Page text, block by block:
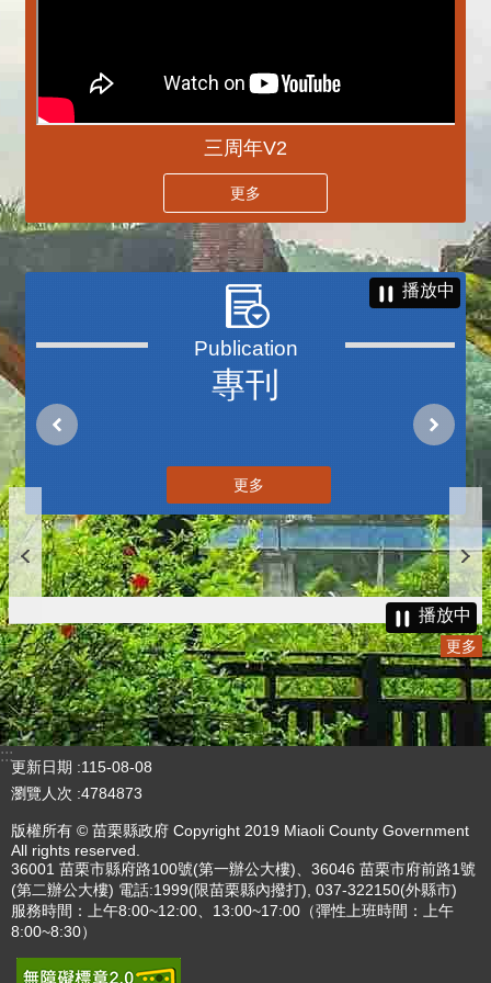
三周年V2
更多
專刊
播放中
更多
播放中
更多
:::
更新日期
115-08-08
瀏覽人次 4784873
版權所有 © 苗栗縣政府 Copyright 2019 Miaoli County Government
All rights reserved.
36001 苗栗市縣府路100號(第一辦公大樓)、36046 苗栗市府前路1號
(第二辦公大樓) 電話:1999(限苗栗縣內撥打), 037-322150(外縣市)
服務時間：上午8:00~12:00、13:00~17:00（彈性上班時間：上午
8:00~8:30）